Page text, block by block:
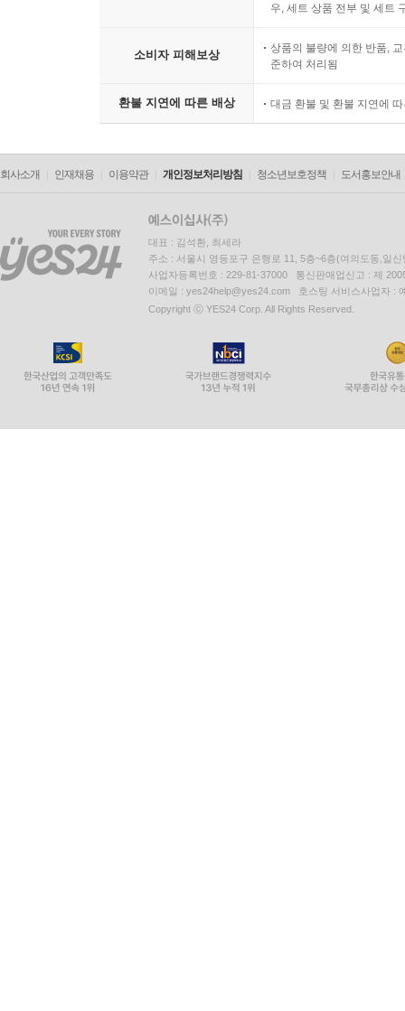
우, 세트 상품 전부 및 세트
소비자 피해보상
상품의 불량에 의한 반품,
준하여 처리됨
환불 지연에 따른 배상 대금 환불 및 환불 지연에
회사소개 인재채용 이용약관 개인정보처리방침 청소년보호정책 도서홍보안내
대표 : 김석환, 최세라
주소 : 서울시 영등포구 은행로 11, 5층~6층(여의도동,일신
사업자등록번호 : 229-81-37000 통신판매업신고 : 제
이메일 : yes24help@yes24.com 호스팅 서비스사업자 :
Copyright ⓒ YES24 Corp. All Rights Reserved.